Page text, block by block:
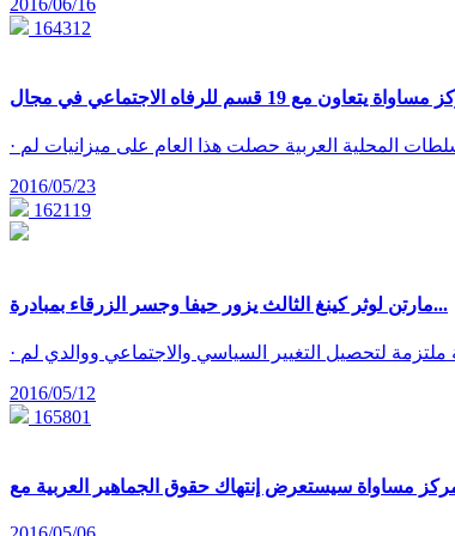
164312
2016/05/23
162119
مارتن لوثر كينغ الثالث يزور حيفا وجسر الزرقاء بمبادرة...
2016/05/12
165801